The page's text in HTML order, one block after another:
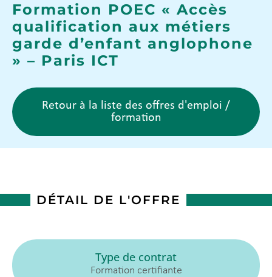
Formation POEC « Accès
qualification aux métiers
garde d’enfant anglophone
» – Paris ICT
Retour à la liste des offres d'emploi /
formation
DÉTAIL DE L'OFFRE
Type de contrat
Formation certifiante